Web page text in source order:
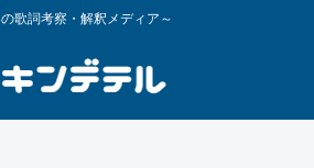
歌詞考察・解釈メディア～